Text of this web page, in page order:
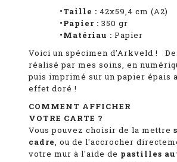
•Taille : 42x59,4 cm (A2)
•Papier : 350 gr
•Matériau : Papier
Voici un spécimen d'Arkveld !
réalisé par mes soins, en
puis imprimé sur un papier épais
effet doré !
COMMENT AFFICHER
VOTRE CARTE ?
Vous pouvez choisir de la mettre
cadre, ou de l'accrocher
votre mur à l'aide de pastilles